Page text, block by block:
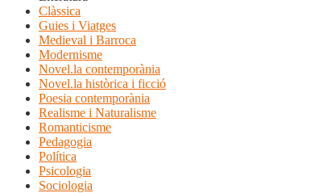
Clàssica
Guies i Viatges
Medieval i Barroca
Modernisme
Novel.la contemporània
Novel.la històrica i ficció
Poesia contemporània
Realisme i Naturalisme
Romanticisme
Pedagogia
Política
Psicologia
Sociologia